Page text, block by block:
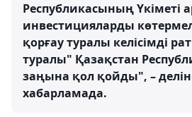
Республикасының Үкіметі
инвестицияларды
қорғау туралы келісімді
туралы" Қазақстан
заңына қол қойды", –
хабарламада.